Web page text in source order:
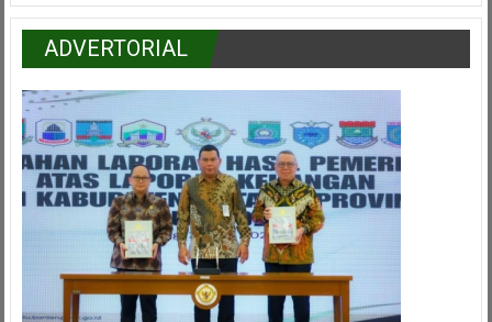
ADVERTORIAL